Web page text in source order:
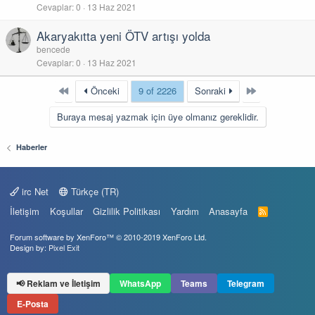
Cevaplar 0 13 Haz 2021
Akaryakıtta yeni ÖTV artışı yolda
bencede
Cevaplar 0 13 Haz 2021
First Önceki 9 of 2226 Sonraki
Last
Buraya mesaj yazmak için üye olmanız gereklidir.
Haberler
irc Net
Türkçe (TR)
İletişim
Koşullar Gizlilik Politikası Yardım Anasayfa
R
S
Forum software by XenForo™© 2010-2019 XenForo Ltd.
Design by: Pixel Exit
📢 Reklam ve İletişim WhatsApp Teams
Telegram
E-Posta